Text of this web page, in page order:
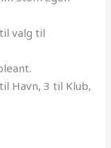
valg til
Havn, 3 til Klub,